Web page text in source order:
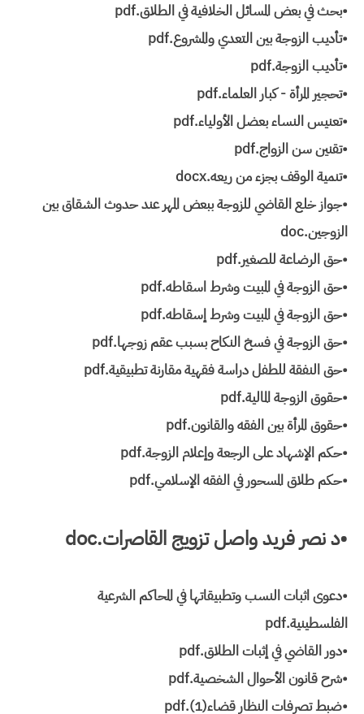
•بحث في بعض المسائل الخلافية في الطلاق.pdf
•تأديب الزوجة بين التعدي والمشروع.pdf
•تأديب الزوجة.pdf
•تحجير المرأة - كبار العلماء.pdf
•تعنيس النساء بعضل الأولياء.pdf
•تقنين سن الزواج.pdf
•تنمية الوقف بجزء من ريعه.docx
•جواز خلع القاضي للزوجة ببعض المهر عند حدوث الشقاق بين
الزوجين.doc
•حق الرضاعة للصغير.pdf
•حق الزوجة في المبيت وشرط اسقاطه.pdf
•حق الزوجة في المبيت وشرط إسقاطه.pdf
•حق الزوجة في فسخ النكاح بسبب عقم زوجها.pdf
•حق النفقة للطفل دراسة فقهية مقارنة تطبيقية.pdf
•حقوق الزوجة المالية.pdf
•حقوق المرأة بين الفقه والقانون.pdf
•حكم الإشهاد على الرجعة وإعلام الزوجة.pdf
•حكم طلاق المسحور في الفقه الإسلامي.pdf
•د نصر فريد واصل تزويج القاصرات.doc
•دعوى اثبات النسب وتطبيقاتها في المحاكم الشرعية
الفلسطينية.pdf
•دور القاضي في إثبات الطلاق.pdf
•شرح قانون الأحوال الشخصية.pdf
•ضبط تصرفات النظار قضاء(1).pdf